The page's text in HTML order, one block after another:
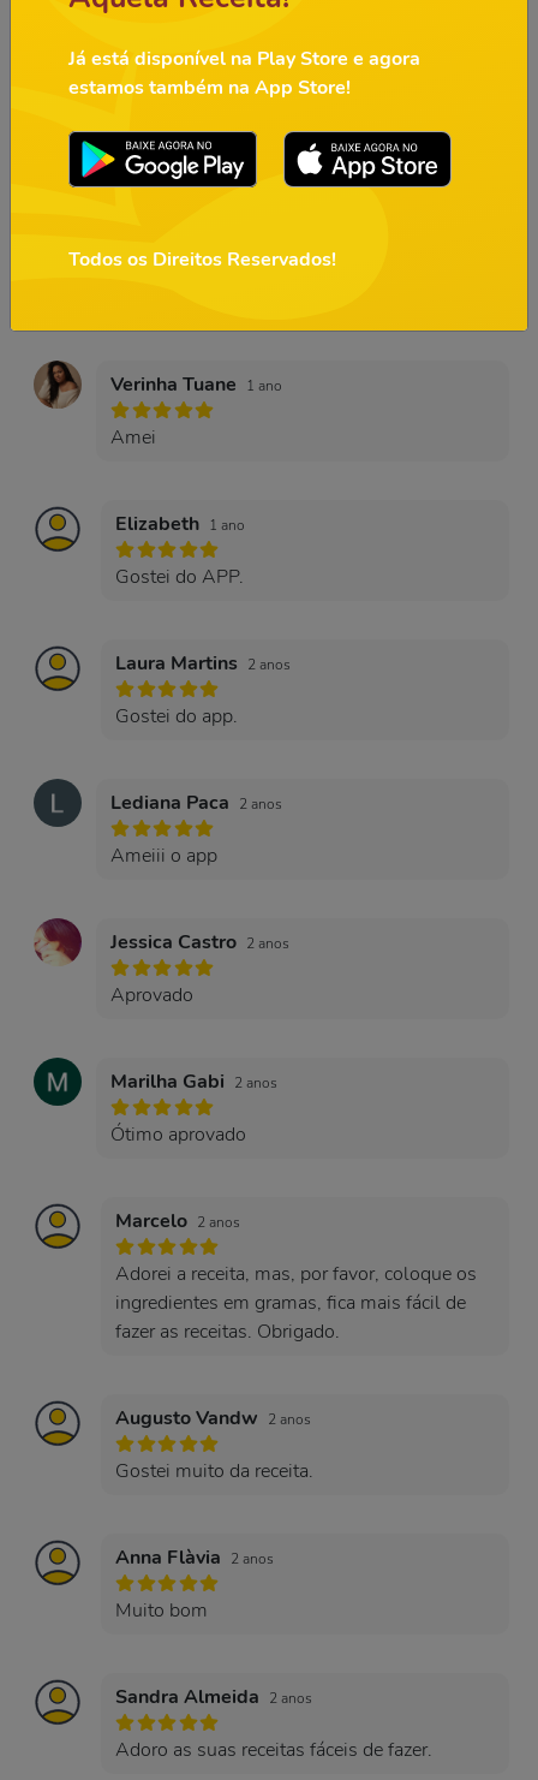
E-mail
Mensagem
Verinha Tuane 1 ano
Amei
Elizabeth 1 ano
Gostei do APP.
Laura Martins 2 anos
Gostei do app.
Lediana Paca 2 anos
Ameiii o app
Jessica Castro 2 anos
Aprovado
Marilha Gabi 2 anos
Ótimo aprovado
Marcelo 2 anos
Adorei a receita, mas, por favor, coloque os
ingredientes em gramas, fica mais fácil de
fazer as receitas. Obrigado.
Augusto Vandw 2 anos
Gostei muito da receita.
Anna Flàvia 2 anos
Muito bom
Sandra Almeida 2 anos
Adoro as suas receitas fáceis de fazer.
Já está disponível na Play Store e agora
estamos também na App Store!
Todos os Direitos Reservados!